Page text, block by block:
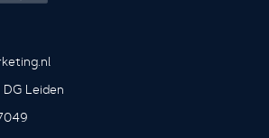
DG Leiden